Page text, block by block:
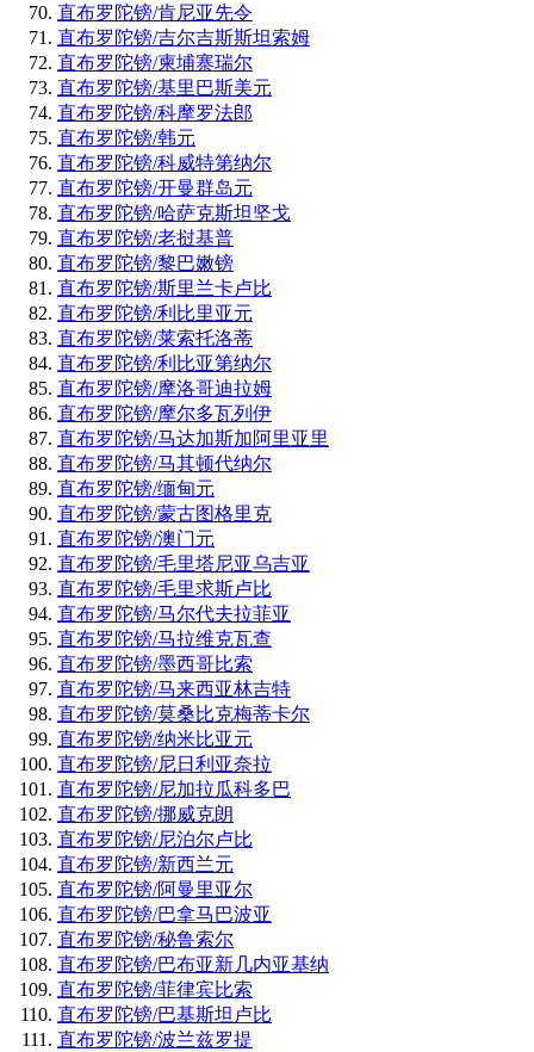
直布罗陀镑/肯尼亚先令
直布罗陀镑/吉尔吉斯斯坦索姆
直布罗陀镑/柬埔寨瑞尔
直布罗陀镑/基里巴斯美元
直布罗陀镑/科摩罗法郎
直布罗陀镑/韩元
直布罗陀镑/科威特第纳尔
直布罗陀镑/开曼群岛元
直布罗陀镑/哈萨克斯坦坚戈
直布罗陀镑/老挝基普
直布罗陀镑/黎巴嫩镑
直布罗陀镑/斯里兰卡卢比
直布罗陀镑/利比里亚元
直布罗陀镑/莱索托洛蒂
直布罗陀镑/利比亚第纳尔
直布罗陀镑/摩洛哥迪拉姆
直布罗陀镑/摩尔多瓦列伊
直布罗陀镑/马达加斯加阿里亚里
直布罗陀镑/马其顿代纳尔
直布罗陀镑/缅甸元
直布罗陀镑/蒙古图格里克
直布罗陀镑/澳门元
直布罗陀镑/毛里塔尼亚乌吉亚
直布罗陀镑/毛里求斯卢比
直布罗陀镑/马尔代夫拉菲亚
直布罗陀镑/马拉维克瓦查
直布罗陀镑/墨西哥比索
直布罗陀镑/马来西亚林吉特
直布罗陀镑/莫桑比克梅蒂卡尔
直布罗陀镑/纳米比亚元
直布罗陀镑/尼日利亚奈拉
直布罗陀镑/尼加拉瓜科多巴
直布罗陀镑/挪威克朗
直布罗陀镑/尼泊尔卢比
直布罗陀镑/新西兰元
直布罗陀镑/阿曼里亚尔
直布罗陀镑/巴拿马巴波亚
直布罗陀镑/秘鲁索尔
直布罗陀镑/巴布亚新几内亚基纳
直布罗陀镑/菲律宾比索
直布罗陀镑/巴基斯坦卢比
直布罗陀镑/波兰兹罗提